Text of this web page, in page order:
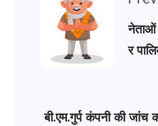
नेताओं
र
बी.एम.गुर्प कंपनी की जांच